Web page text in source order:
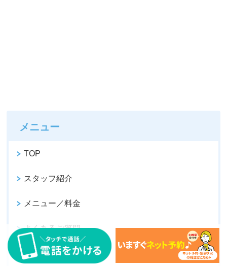
メニュー
TOP
スタッフ紹介
メニュー／料金
よくあるご質問
アクセス